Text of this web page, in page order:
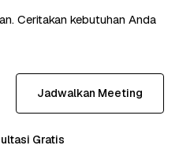
Ceritakan kebutuhan Anda
Jadwalkan Meeting
Gratis